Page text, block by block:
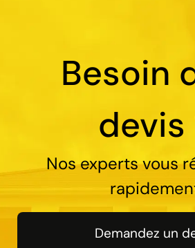
Besoin
devis
Nos experts vous
Demandez un